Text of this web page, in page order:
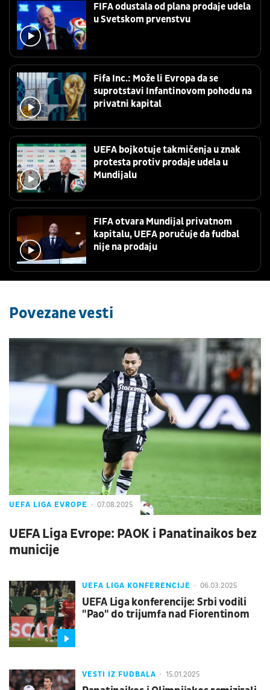
FIFA odustala od plana prodaje udela
u Svetskom prvenstvu
Fifa Inc.: Može li Evropa da se
suprotstavi Infantinovom pohodu na
privatni kapital
UEFA bojkotuje takmičenja u znak
protesta protiv prodaje udela u
Mundijalu
FIFA otvara Mundijal privatnom
kapitalu, UEFA poručuje da fudbal
nije na prodaju
Povezane vesti
UEFA LIGA EVROPE 07.08.2025
UEFA Liga Evrope: PAOK i Panatinaikos bez
municije
UEFA LIGA KONFERENCIJE 06.03.2025
UEFA Liga konferencije: Srbi vodili
"Pao" do trijumfa nad Fiorentinom
VESTI IZ FUDBALA 15.01.2025